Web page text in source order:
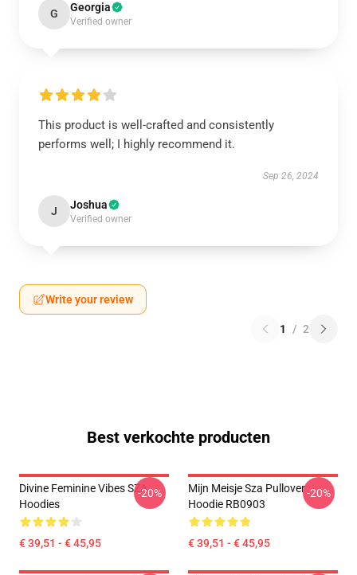
G Georgia
Verified owner
This product is well-crafted and consistently
performs well; I highly recommend it.
Sep 26, 2024
J Joshua
Verified owner
Write your review
1 / 2
Best verkochte producten
Divine Feminine Vibes SZA
Hoodies
€ 39,51 - € 45,95
-20%
Mijn Meisje Sza Pullover
Hoodie RB0903
€ 39,51 - € 45,95
-20%